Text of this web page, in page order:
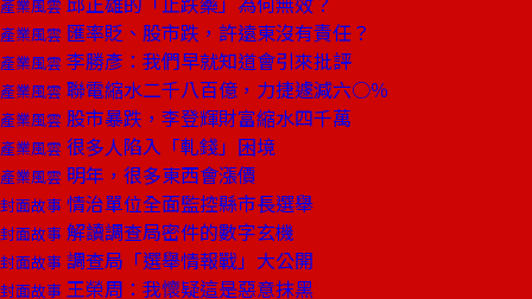
產業風雲
產業風雲 匯率貶、股市跌，許遠東沒有責任？
產業風雲 李勝彥：我們早就知道會引來批評
產業風雲 聯電縮水二千八百億，力捷遽減六○％
產業風雲 股市暴跌，李登輝財富縮水四千萬
產業風雲 很多人陷入「軋錢」困境
產業風雲 明年，很多東西會漲價
封面故事 情治單位全面監控縣市長選舉
封面故事 解讀調查局密件的數字玄機
封面故事 調查局「選舉情報戰」大公開
封面故事 王榮周：我懷疑這是惡意抹黑